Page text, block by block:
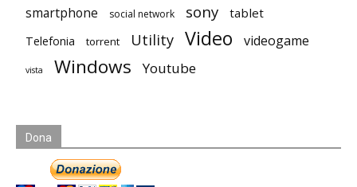
smartphone social network sony tablet
Telefonia torrent Utility Video videogame
vista Windows Youtube
Dona